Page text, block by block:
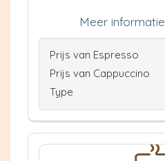
Meer informatie
Prijs van Espresso
Prijs van Cappuccino
Type